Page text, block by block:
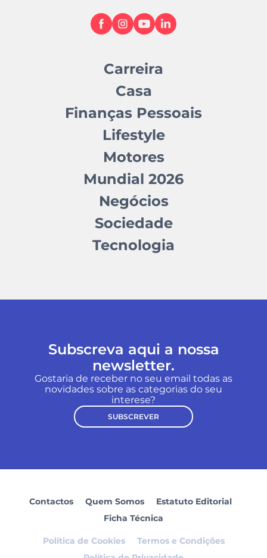
Carreira
Casa
Finanças Pessoais
Lifestyle
Motores
Mundial 2026
Negócios
Sociedade
Tecnologia
Subscreva aqui a nossa
newsletter.
Gostaria de receber no seu email todas as
novidades sobre as categorias do seu
interese?
SUBSCREVER
Contactos Quem Somos
Estatuto Editorial
Ficha Técnica
Política de Cookies
Termos e Condições